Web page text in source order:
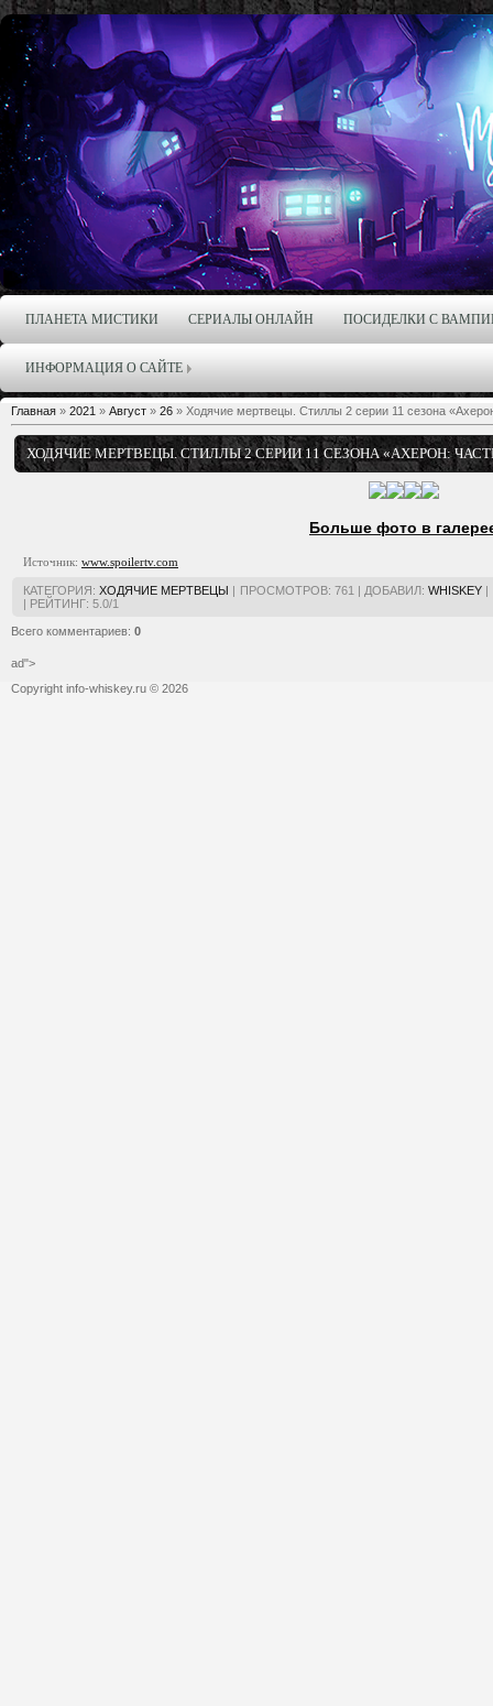
ПЛАНЕТА МИСТИКИ СЕРИАЛЫ ОНЛАЙН ПОСИДЕЛКИ С
ИНФОРМАЦИЯ О САЙТЕ
Главная » 2021 » Август » 26 » Ходячие мертвецы. Стиллы 2 серии 11 сезона
ХОДЯЧИЕ МЕРТВЕЦЫ. СТИЛЛЫ 2 СЕРИИ 11 СЕЗОНА «АХЕРОН: ЧАСТЬ
Больше фото в
Источник: www.spoilertv.com
КАТЕГОРИЯ: ХОДЯЧИЕ МЕРТВЕЦЫ | ПРОСМОТРОВ: 761 | ДОБАВИЛ: WHISKEY |
| РЕЙТИНГ: 5.0/1
Всего комментариев: 0
ad">
Copyright info-whiskey.ru © 2026